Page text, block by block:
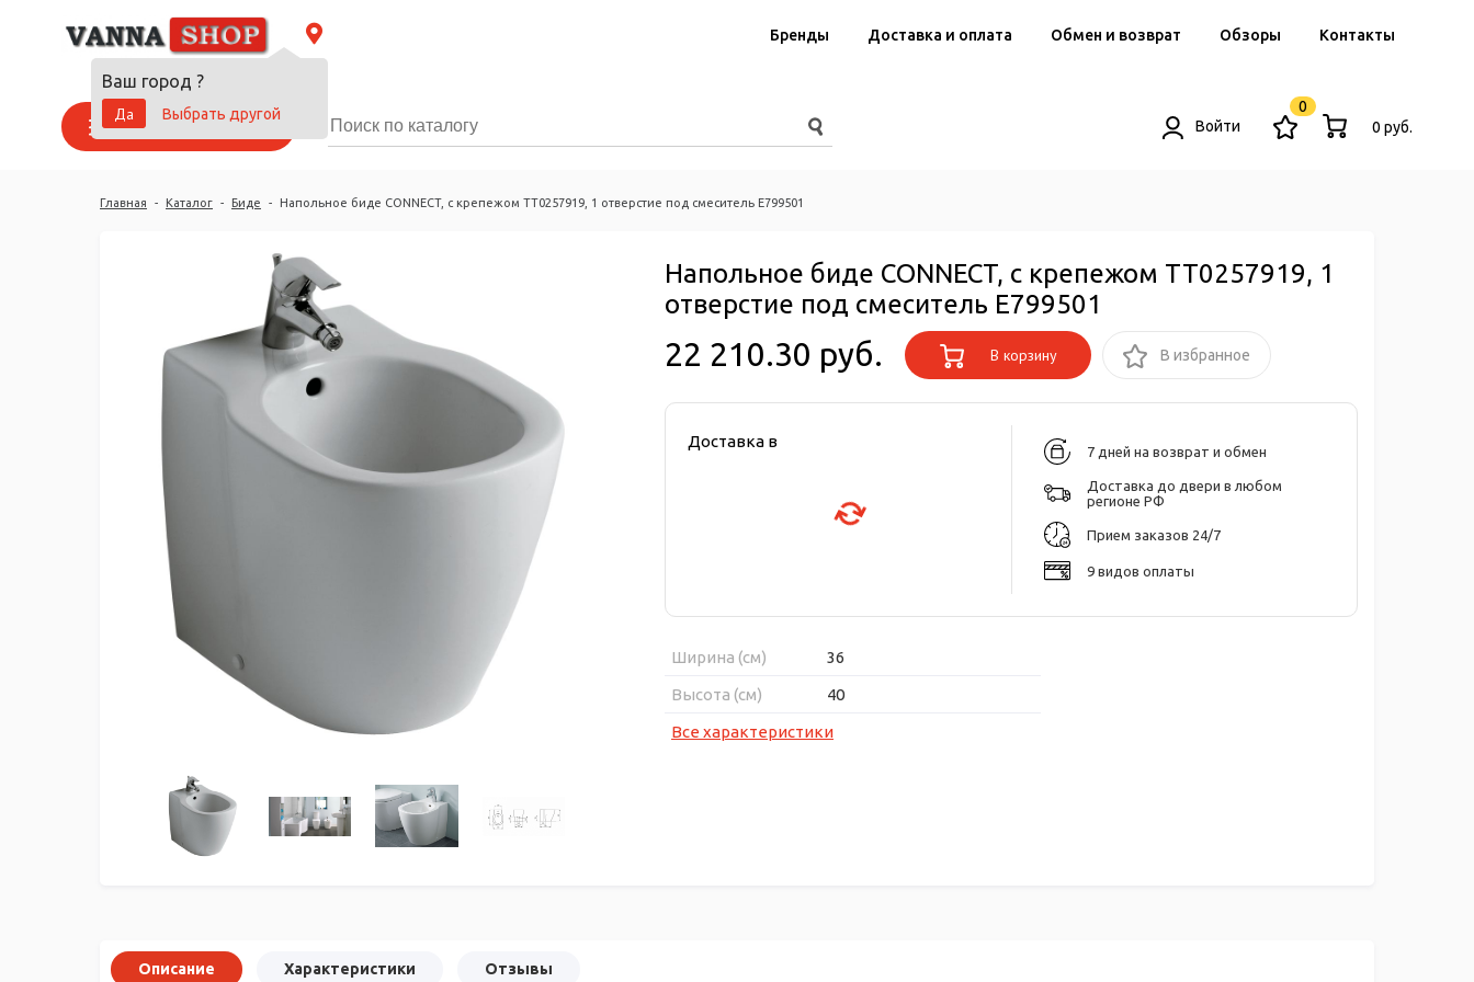
Ваш город ?
Да
Выбрать другой
Бренды Доставка и оплата Обмен и возврат Обзоры Контакты
Каталог товаров Войти
0
0 руб.
Главная - Каталог - Биде - Напольное биде CONNECT, с крепежом TT0257919, 1 отверстие под смеситель E799501
Напольное биде CONNECT, с крепежом TT0257919, 1
отверстие под смеситель E799501
22 210.30 руб. В корзину В избранное
Доставка в
7 дней на возврат и обмен
Доставка до двери в любом
регионе РФ
Прием заказов 24/7
9 видов оплаты
Ширина (см)
36
Высота (см)
40
Все характеристики
Описание Характеристики Отзывы